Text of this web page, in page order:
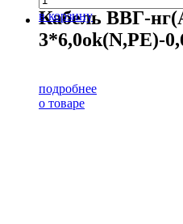
в корзину
Кабель ВВГ-
3*6,0ok(N,PE)-
подробнее
о товаре